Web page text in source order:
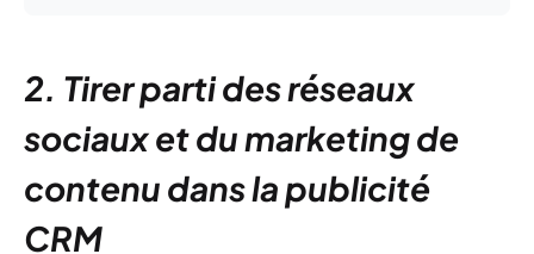
2. Tirer parti des réseaux
sociaux et du marketing de
contenu dans la publicité
CRM